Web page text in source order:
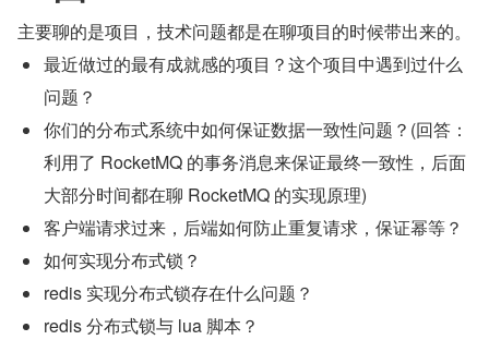
主要聊的是项目，技术问题都是在聊项目的时候带出来的。
最近做过的最有成就感的项目？这个项目中遇到过什么
问题？
你们的分布式系统中如何保证数据一致性问题？(回答：
利用了 RocketMQ 的事务消息来保证最终一致性，后面
大部分时间都在聊 RocketMQ 的实现原理)
客户端请求过来，后端如何防止重复请求，保证幂等？
如何实现分布式锁？
redis 实现分布式锁存在什么问题？
redis 分布式锁与 lua 脚本？